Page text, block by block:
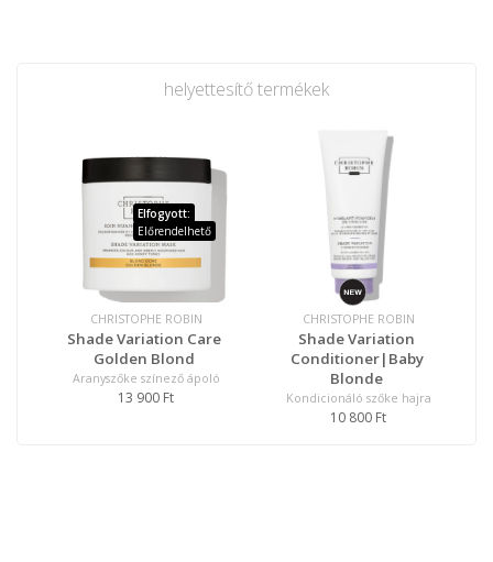
helyettesítő termékek
Elfogyott:
Előrendelhető
CHRISTOPHE ROBIN
Shade Variation Care
Golden Blond
Aranyszőke színező ápoló
13 900 Ft
CHRISTOPHE ROBIN
Shade Variation
Conditioner|Baby
Blonde
Kondicionáló szőke hajra
10 800 Ft